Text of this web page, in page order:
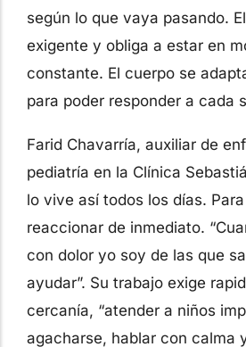
según lo que vaya pasando.
exigente y obliga a estar en
constante. El cuerpo se
para poder responder a cada
Farid Chavarría, auxiliar de
pediatría en la Clínica
lo vive así todos los días.
reaccionar de inmediato.
con dolor yo soy de las que
ayudar”. Su trabajo exige
cercanía, “atender a niños
agacharse, hablar con calma